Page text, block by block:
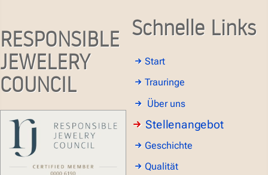
RESPONSIBLE
JEWELERY
COUNCIL
Schnelle Links
Start
Trauringe
Über uns
Stellenangebot
Geschichte
Qualität